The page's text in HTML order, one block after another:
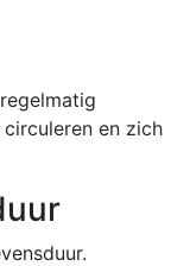
en zich